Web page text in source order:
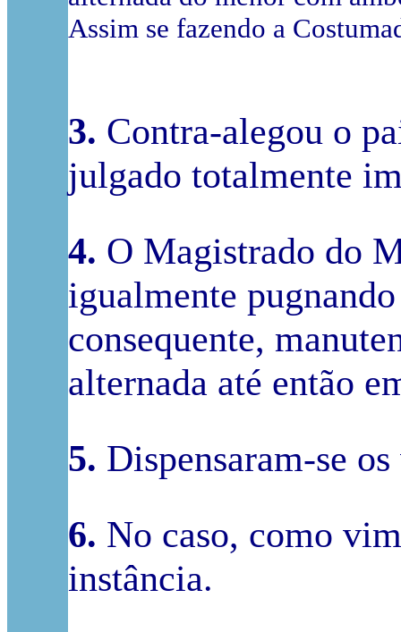
Assim se fazendo a
3. Contra-alegou o
julgado totalmente
4. O Magistrado do
igualmente
consequente,
alternada até então
5. Dispensaram-se
6. No caso, como
instância.